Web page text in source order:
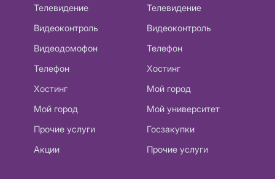
Телевидение
Видеоконтроль
Видеодомофон
Телефон
Хостинг
Мой город
Прочие услуги
Акции
Телевидение
Видеоконтроль
Телефон
Хостинг
Мой город
Мой университет
Госзакупки
Прочие услуги